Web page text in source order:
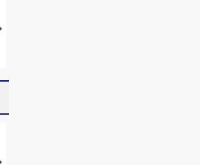
马航飞行员跨国走私7万